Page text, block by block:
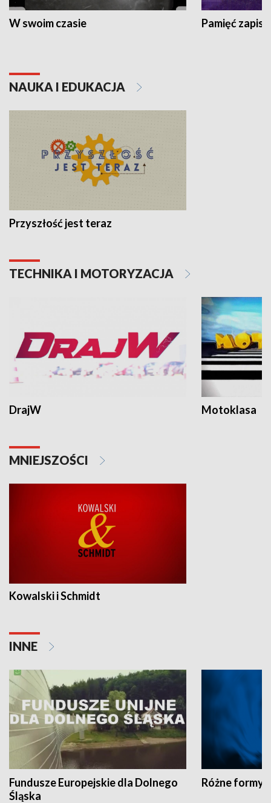
W swoim czasie Pamięć
NAUKA I EDUKACJA
Przyszłość jest teraz
TECHNIKA I MOTORYZACJA
DrajW Motoklasa
MNIEJSZOŚCI
Kowalski i Schmidt
INNE
Fundusze Europejskie dla Dolnego
Śląska
Różne formy